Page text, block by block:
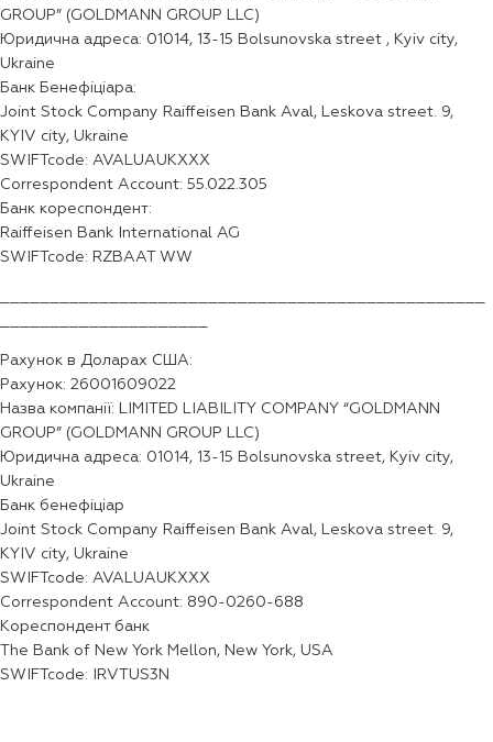
GROUP” (GOLDMANN GROUP LLC)
Юридична адреса: 01014, 13-15 Bolsunovska street , Kyiv city,
Ukraine
Банк Бенефіціара:
Joint Stock Company Raiffeisen Bank Aval, Leskova street. 9,
KYIV city, Ukraine
SWIFTcode: AVALUAUKXXX
Correspondent Account: 55.022.305
Банк кореспондент:
Raiffeisen Bank International AG
SWIFTcode: RZBAAT WW
Рахунок в Доларах США:
Рахунок: 26001609022
Назва компанії: LIMITED LIABILITY COMPANY “GOLDMANN
GROUP” (GOLDMANN GROUP LLC)
Юридична адреса: 01014, 13-15 Bolsunovska street, Kyiv city,
Ukraine
Банк бенефіціар
Joint Stock Company Raiffeisen Bank Aval, Leskova street. 9,
KYIV city, Ukraine
SWIFTcode: AVALUAUKXXX
Correspondent Account: 890-0260-688
Кореспондент банк
The Bank of New York Mellon, New York, USA
SWIFTcode: IRVTUS3N